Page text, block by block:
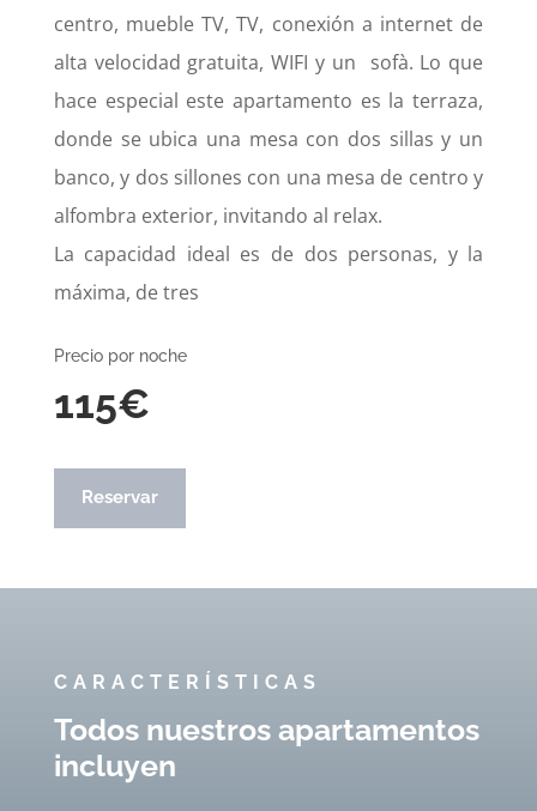
centro, mueble TV, TV, conexión a internet de
alta velocidad gratuita, WIFI y un
sofà. Lo que
hace especial este apartamento es la terraza,
donde se ubica una mesa con dos sillas y un
banco, y dos sillones con una mesa de centro y
alfombra exterior, invitando al relax.
La capacidad ideal es de dos personas, y la
máxima, de tres
Precio por noche
115€
Reservar
CARACTERÍSTICAS
Todos nuestros apartamentos
incluyen